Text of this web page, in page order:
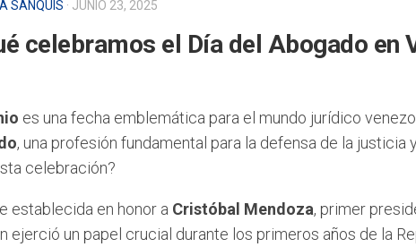
SANQUIS · JUNIO 23, 2025
celebramos el Día del Abogado en
es una fecha emblemática para el mundo jurídico
, una profesión fundamental para la defensa de la justicia
celebración?
establecida en honor a Cristóbal Mendoza, primer
ejerció un papel crucial durante los primeros años de la